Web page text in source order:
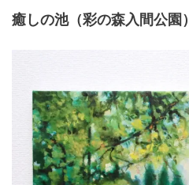
癒しの池（彩の森入間公園）